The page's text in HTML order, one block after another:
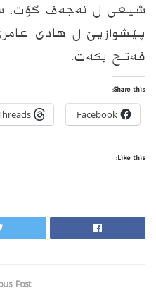
شیعى ل نه‌جه‌ف گۆت،
پێشوازیێ ل هادى
فه‌تح بكه‌ت.
Share this:
Facebook
Like this:
Post